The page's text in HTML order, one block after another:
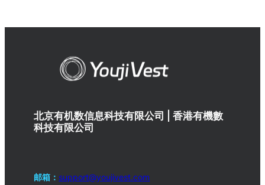
北京有机数信息科技有限公司 | 香港有機數
科技有限公司
邮箱： support@youjivest.com